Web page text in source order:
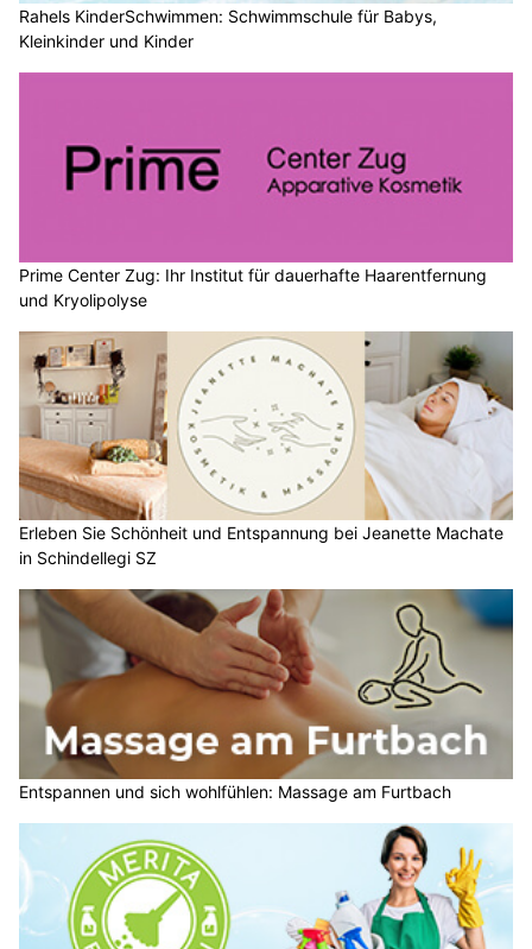
Rahels KinderSchwimmen: Schwimmschule für Babys,
Kleinkinder und Kinder
Prime Center Zug: Ihr Institut für dauerhafte Haarentfernung
und Kryolipolyse
Erleben Sie Schönheit und Entspannung bei Jeanette Machate
in Schindellegi SZ
Entspannen und sich wohlfühlen: Massage am Furtbach